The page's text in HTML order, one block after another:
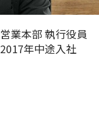
営業本部 執行役員
2017年中途入社